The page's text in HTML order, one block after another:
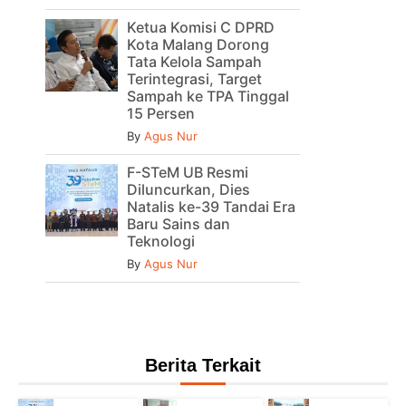
Ketua Komisi C DPRD
Kota Malang Dorong
Tata Kelola Sampah
Terintegrasi, Target
Sampah ke TPA Tinggal
15 Persen
By Agus Nur
F-STeM UB Resmi
Diluncurkan, Dies
Natalis ke-39 Tandai Era
Baru Sains dan
Teknologi
By Agus Nur
Berita Terkait